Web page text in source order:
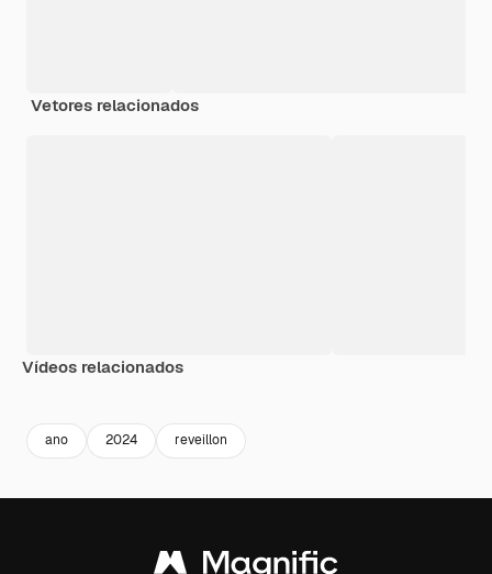
Vetores relacionados
Vídeos relacionados
ano 2024 reveillon